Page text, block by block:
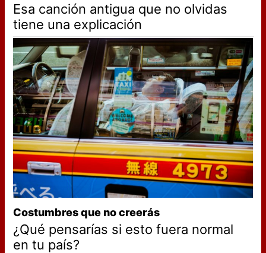
Esa canción antigua que no olvidas
tiene una explicación
Costumbres que no creerás
¿Qué pensarías si esto fuera normal
en tu país?